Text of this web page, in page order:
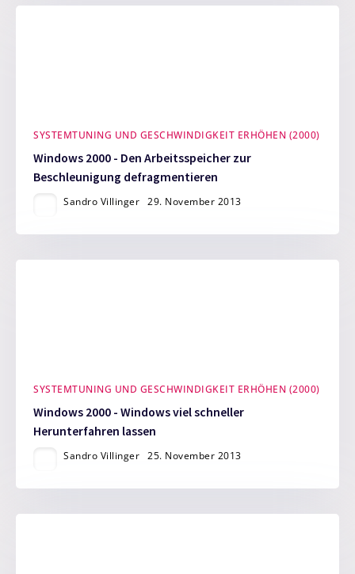
SYSTEMTUNING UND GESCHWINDIGKEIT ERHÖHEN (2000)
Windows 2000 - Den Arbeitsspeicher zur
Beschleunigung defragmentieren
Sandro Villinger 29. November 2013
SYSTEMTUNING UND GESCHWINDIGKEIT ERHÖHEN (2000)
Windows 2000 - Windows viel schneller
Herunterfahren lassen
Sandro Villinger 25. November 2013